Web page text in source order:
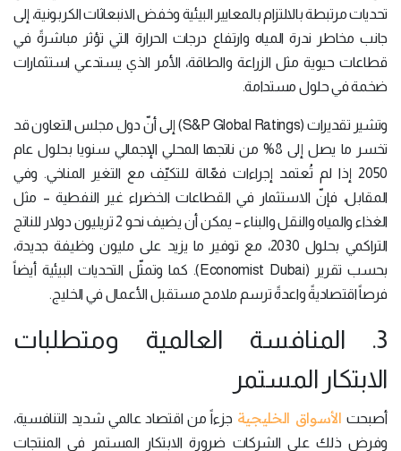
تحديات مرتبطة بالالتزام بالمعايير البيئية وخفض الانبعاثات الكربونية، إلى
جانب مخاطر ندرة المياه وارتفاع درجات الحرارة التي تؤثر مباشرةً في
قطاعات حيوية مثل الزراعة والطاقة، الأمر الذي يستدعي استثمارات
ضخمة في حلول مستدامة.
وتشير تقديرات (S&P Global Ratings) إلى أنّ دول مجلس التعاون قد
تخسر ما يصل إلى 8% من ناتجها المحلي الإجمالي سنويا بحلول عام
2050 إذا لم تُعتمد إجراءات فعّالة للتكيّف مع التغير المناخي. وفي
المقابل، فإنّ الاستثمار في القطاعات الخضراء غير النفطية – مثل
الغذاء والمياه والنقل والبناء – يمكن أن يضيف نحو 2 تريليون دولار للناتج
التراكمي بحلول 2030، مع توفير ما يزيد على مليون وظيفة جديدة،
بحسب تقرير (Economist Dubai). كما وتمثّل التحديات البيئية أيضاً
فرصاً اقتصاديةً واعدةً ترسم ملامح مستقبل الأعمال في الخليج.
3. المنافسة العالمية ومتطلبات
الابتكار المستمر
أصبحت الأسواق الخليجية جزءاً من اقتصاد عالمي شديد التنافسية،
وفرض ذلك على الشركات ضرورة الابتكار المستمر في المنتجات